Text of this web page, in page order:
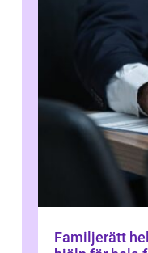
Familjerätt